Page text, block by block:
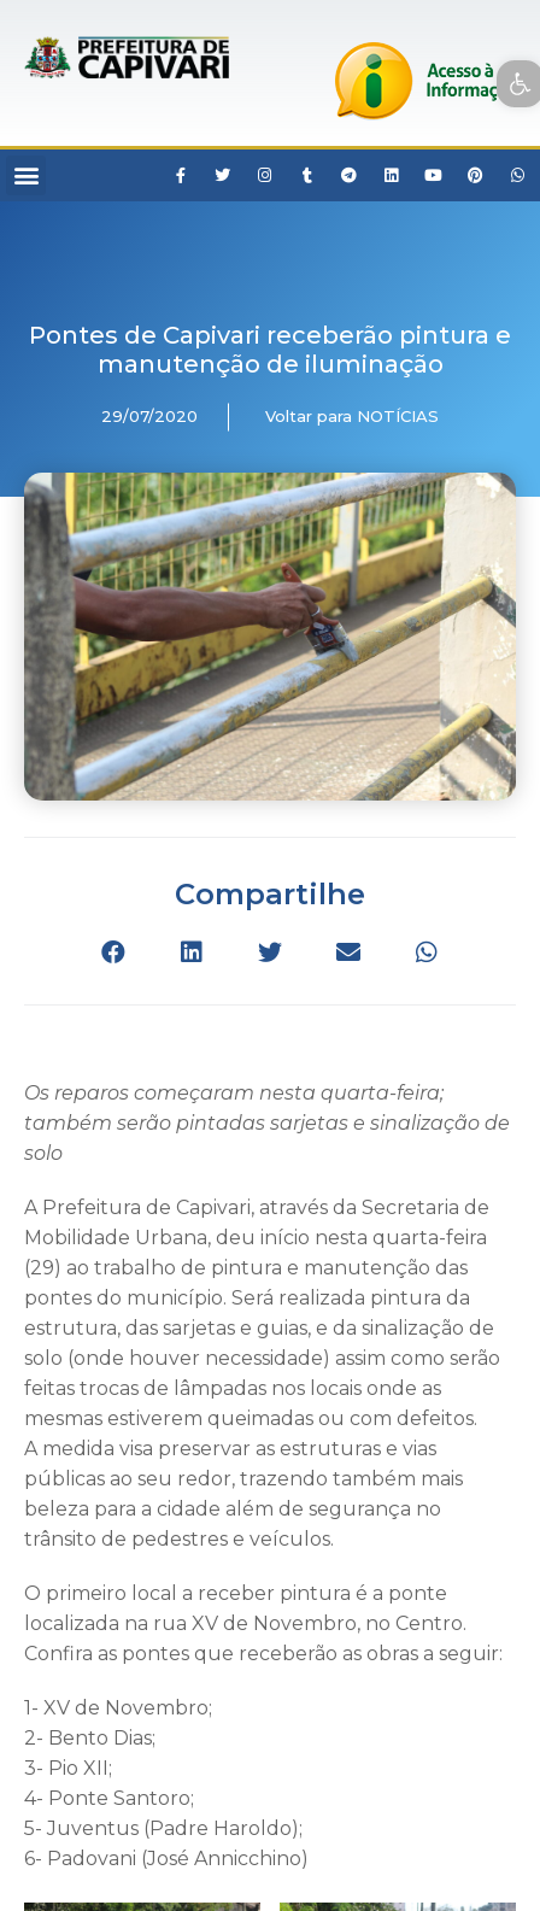
Open toolbar
Pontes de Capivari receberão pintura e
manutenção de iluminação
29/07/2020 Voltar para NOTÍCIAS
Compartilhe
Os reparos começaram nesta quarta-feira;
também serão pintadas sarjetas e sinalização de
solo
A Prefeitura de Capivari, através da Secretaria de
Mobilidade Urbana, deu início nesta quarta-feira
(29) ao trabalho de pintura e manutenção das
pontes do município. Será realizada pintura da
estrutura, das sarjetas e guias, e da sinalização de
solo (onde houver necessidade) assim como serão
feitas trocas de lâmpadas nos locais onde as
mesmas estiverem queimadas ou com defeitos.
A medida visa preservar as estruturas e vias
públicas ao seu redor, trazendo também mais
beleza para a cidade além de segurança no
trânsito de pedestres e veículos.
O primeiro local a receber pintura é a ponte
localizada na rua XV de Novembro, no Centro.
Confira as pontes que receberão as obras a seguir:
1- XV de Novembro;
2- Bento Dias;
3- Pio XII;
4- Ponte Santoro;
5- Juventus (Padre Haroldo);
6- Padovani (José Annicchino)